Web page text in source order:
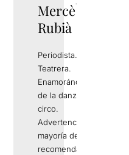
Mercè
Rubià
TWITTER
Periodista.
Teatrera.
Enamorándome
de la danza y del
circo.
Advertencia: Si la
mayoría de mis
recomendaciones